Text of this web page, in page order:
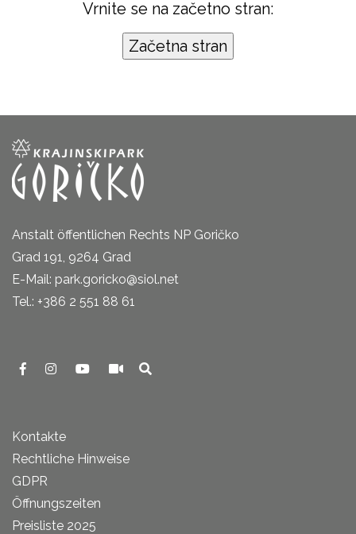
Vrnite se na začetno stran:
Anstalt öffentlichen Rechts NP Goričko
Grad 191, 9264 Grad
E-Mail: park.goricko@siol.net
Tel.: +386 2 551 88 61
Kontakte
Rechtliche Hinweise
GDPR
Öffnungszeiten
Preisliste 2025